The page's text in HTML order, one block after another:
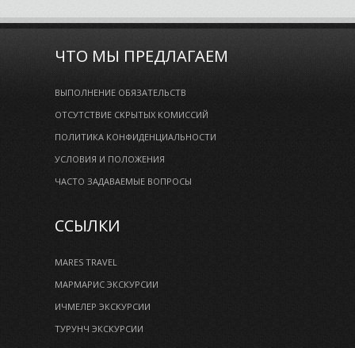
ЧТО МЫ ПРЕДЛАГАЕМ
ВЫПОЛНЕНИЕ ОБЯЗАТЕЛЬСТВ
ОТСУТСТВИЕ СКРЫТЫХ КОМИССИЙ
ПОЛИТИКА КОНФИДЕНЦИАЛЬНОСТИ
УСЛОВИЯ И ПОЛОЖЕНИЯ
ЧАСТО ЗАДАВАЕМЫЕ ВОПРОСЫ
ССЫЛКИ
MARES TRAVEL
МАРМАРИС ЭКСКУРСИИ
ИЧМЕЛЕР ЭКСКУРСИИ
ТУРУНЧ ЭКСКУРСИИ